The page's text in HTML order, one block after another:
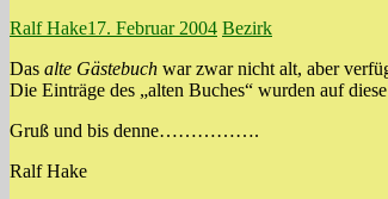
Ralf Hake17. Februar 2004 Bezirk
Das alte Gästebuch war zwar nicht alt, aber
Die Einträge des „alten Buches“ wurden auf
Gruß und bis denne…………….
Ralf Hake